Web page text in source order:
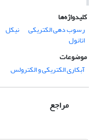
کلیدواژه‌ها
رسوب دهی الکتریکی
نیکل
اتانول
موضوعات
آبکاری الکتریکی و الکترولس
مراجع